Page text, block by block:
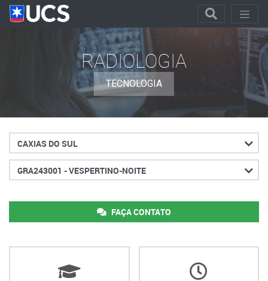
RADIOLOGIA
TECNOLOGIA
Cidade
Turno
FAÇA CONTATO